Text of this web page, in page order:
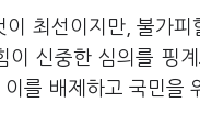
최선이지만, 불가
신중한 심의를 핑
를 배제하고 국민을